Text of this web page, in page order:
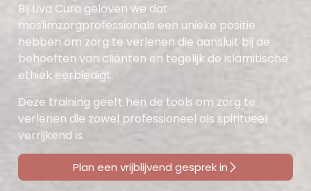
Bij Liva Cura geloven we dat
moslimzorgprofessionals een unieke positie
hebben om zorg te verlenen die aansluit bij de
behoeften van cliënten en tegelijk de islamitische
ethiek eerbiedigt.
Deze training geeft hen de tools om zorg te
verlenen die zowel professioneel als spiritueel
verrijkend is.
Plan een vrijblijvend gesprek in